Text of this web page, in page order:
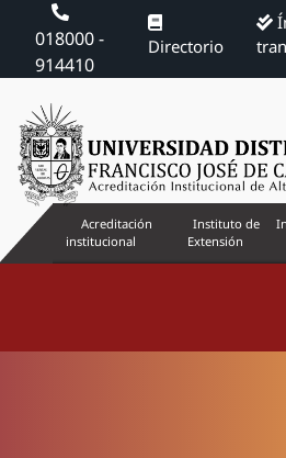
018000 -
914410
Directorio
Acreditación
institucional
Instituto de
Extensión